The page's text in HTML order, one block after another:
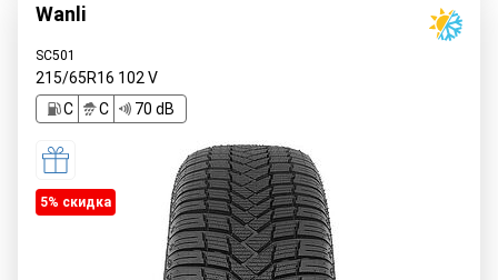
Wanli
SC501
215/65R16 102 V
C
C 70 dB
5% cкидка